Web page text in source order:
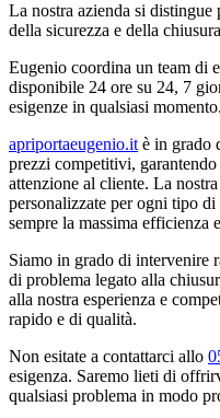
La nostra azienda si distingue
della sicurezza e della
Eugenio coordina un team di
disponibile 24 ore su 24, 7
esigenze in qualsiasi momento.
apriportaeugenio.it è in grado
prezzi competitivi,
attenzione al cliente. La
personalizzate per ogni tipo di
sempre la massima efficienza
Siamo in grado di intervenire
di problema legato alla
alla nostra esperienza e
rapido e di qualità.
Non esitate a contattarci allo
esigenza. Saremo lieti di
qualsiasi problema in modo